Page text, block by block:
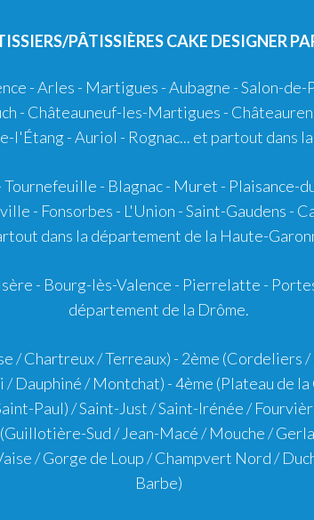
PÂTISSIÈRES CAKE DESIGNER
-Arles - Martigues -Aubagne -Salon-de-
- Châteauneuf-les-Martigues -
l'Étang -Auriol - Rognac... et partout dans
Tournefeuille - Blagnac- Muret - Plaisance-
- Fonsorbes - L'Union - Saint-Gaudens -
dans la département de la Haute-
- Bourg-lès-Valence - Pierrelatte -
département de la Drôme.
/ Chartreux / Terreaux) - 2ème (Cordeliers /
Dauphiné / Montchat) -4ème (Plateau de
Paul) / Saint-Just / Saint-Irénée /
(Guillotière-Sud / Jean-Macé / Mouche /
/ Gorge de Loup / Champvert Nord /
Barbe)